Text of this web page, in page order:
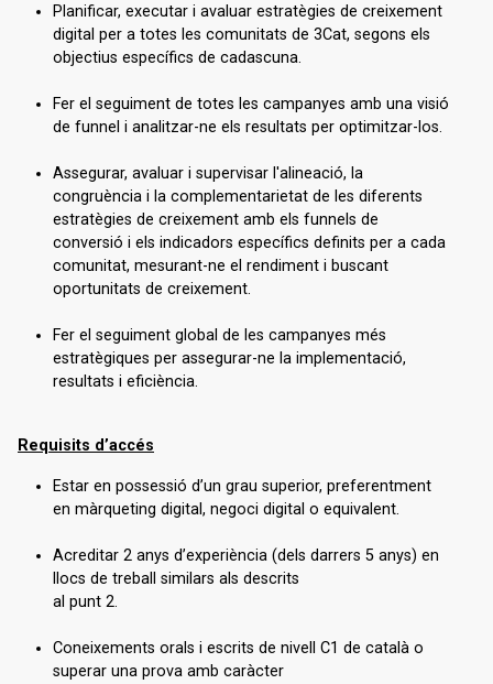
Planificar, executar i avaluar estratègies de creixement
digital per a totes les comunitats de 3Cat, segons els
objectius específics de cadascuna.
Fer el seguiment de totes les campanyes amb una visió
de funnel i analitzar-ne els resultats per optimitzar-los.
Assegurar, avaluar i supervisar l'alineació, la
congruència i la complementarietat de les diferents
estratègies de creixement amb els funnels de
conversió i els indicadors específics definits per a cada
comunitat, mesurant-ne el rendiment i buscant
oportunitats de creixement.
Fer el seguiment global de les campanyes més
estratègiques per assegurar-ne la implementació,
resultats i eficiència.
Requisits d’accés
Estar en possessió d’un grau superior, preferentment
en màrqueting digital, negoci digital o equivalent.
Acreditar 2 anys d’experiència (dels darrers 5 anys) en
llocs de treball similars als descrits
al punt 2.
Coneixements orals i escrits de nivell C1 de català o
superar una prova amb caràcter